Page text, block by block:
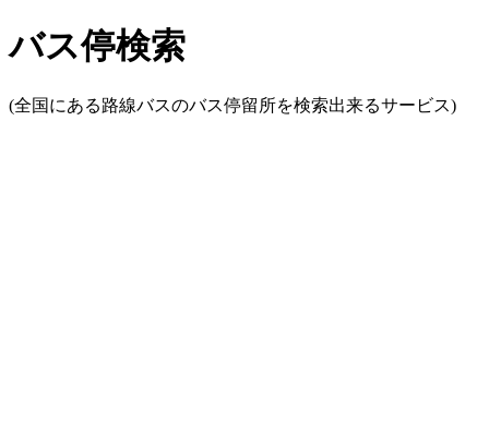
バス停検索
(全国にある路線バスのバス停留所を検索出来るサービス)